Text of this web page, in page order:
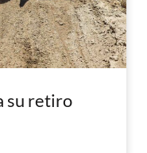
su retiro